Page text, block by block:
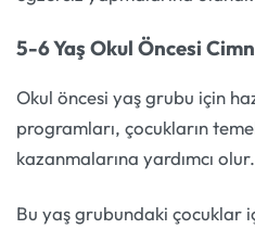
5-6 Yaş Okul Öncesi
Okul öncesi yaş grubu için
programları, çocukların
kazanmalarına yardımcı olur.
Bu yaş grubundaki çocuklar